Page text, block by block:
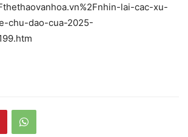
lai-cac-xu-
chu-dao-cua-2025-